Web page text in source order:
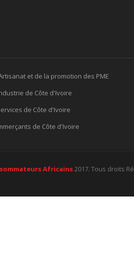
et de la promotion des PME
de Côte d'Ivoire
de Côte d'Ivoire
de Côte d'Ivoire
Africains2017. Tous droits